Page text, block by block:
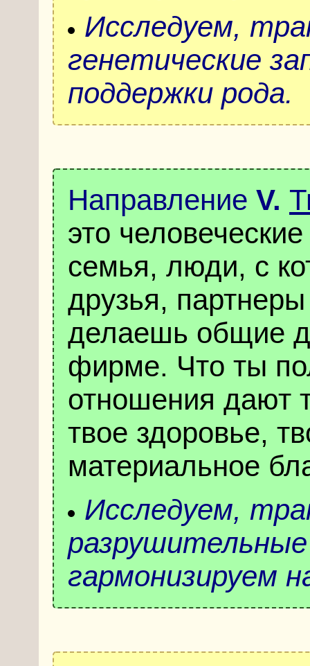
Исследуем,
генетические
поддержки рода.
Направление V.
это
семья, люди, с
друзья,
делаешь общие
фирме. Что ты
отношения дают
твое здоровье,
материальное
Исследуем,
гармонизируем